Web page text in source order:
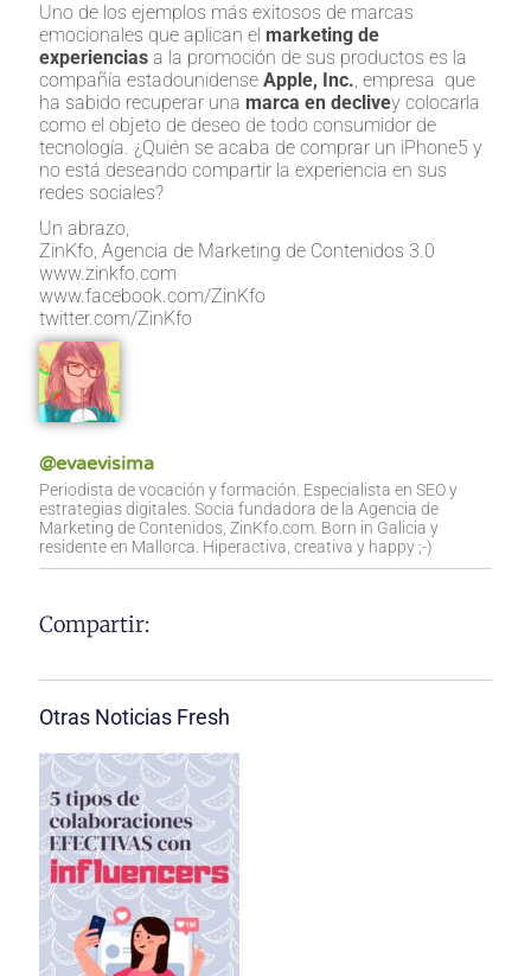
Uno de los ejemplos más exitosos de marcas
emocionales que aplican el marketing de
experiencias a la promoción de sus productos es la
compañía estadounidense Apple, Inc., empresa que
ha sabido recuperar una marca en declivey colocarla
como el objeto de deseo de todo consumidor de
tecnología. ¿Quién se acaba de comprar un iPhone5 y
no está deseando compartir la experiencia en sus
redes sociales?
Un abrazo,
ZinKfo, Agencia de Marketing de Contenidos 3.0
www.zinkfo.com
www.facebook.com/ZinKfo
twitter.com/ZinKfo
@evaevisima
Periodista de vocación y formación. Especialista en SEO y
estrategias digitales. Socia fundadora de la Agencia de
Marketing de Contenidos, ZinKfo.com. Born in Galicia y
residente en Mallorca. Hiperactiva, creativa y happy ;-)
Compartir:
Otras Noticias Fresh